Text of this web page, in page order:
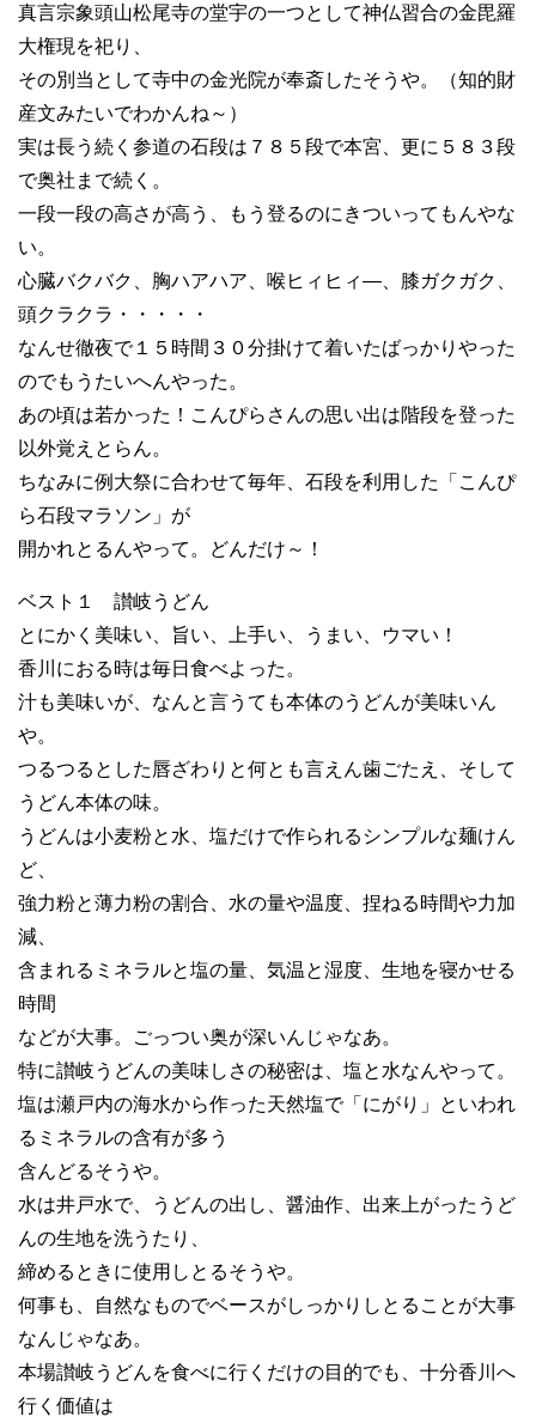
真言宗象頭山松尾寺の堂宇の一つとして神仏習合の金毘羅
大権現を祀り、
その別当として寺中の金光院が奉斎したそうや。（知的財
産文みたいでわかんね～）
実は長う続く参道の石段は７８５段で本宮、更に５８３段
で奥社まで続く。
一段一段の高さが高う、もう登るのにきついってもんやな
い。
心臓バクバク、胸ハアハア、喉ヒィヒィ―、膝ガクガク、
頭クラクラ・・・・・
なんせ徹夜で１５時間３０分掛けて着いたばっかりやった
のでもうたいへんやった。
あの頃は若かった！こんぴらさんの思い出は階段を登った
以外覚えとらん。
ちなみに例大祭に合わせて毎年、石段を利用した「こんぴ
ら石段マラソン」が
開かれとるんやって。どんだけ～！
ベスト１ 讃岐うどん
とにかく美味い、旨い、上手い、うまい、ウマい！
香川におる時は毎日食べよった。
汁も美味いが、なんと言うても本体のうどんが美味いん
や。
つるつるとした唇ざわりと何とも言えん歯ごたえ、そして
うどん本体の味。
うどんは小麦粉と水、塩だけで作られるシンプルな麺けん
ど、
強力粉と薄力粉の割合、水の量や温度、捏ねる時間や力加
減、
含まれるミネラルと塩の量、気温と湿度、生地を寝かせる
時間
などが大事。ごっつい奥が深いんじゃなあ。
特に讃岐うどんの美味しさの秘密は、塩と水なんやって。
塩は瀬戸内の海水から作った天然塩で「にがり」といわれ
るミネラルの含有が多う
含んどるそうや。
水は井戸水で、うどんの出し、醤油作、出来上がったうど
んの生地を洗うたり、
締めるときに使用しとるそうや。
何事も、自然なものでベースがしっかりしとることが大事
なんじゃなあ。
本場讃岐うどんを食べに行くだけの目的でも、十分香川へ
行く価値は